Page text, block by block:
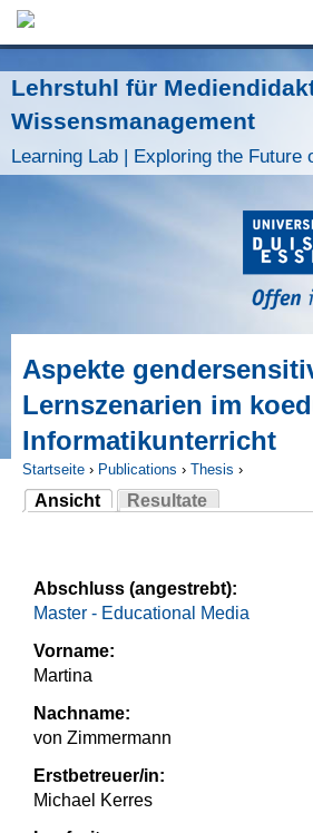
Lehrstuhl für
Wissensmanagement
Learning Lab | Exploring the Future
Aspekte
Lernszenarien im
Informatikunterricht
Sie sind hier
Startseite › Publications › Thesis ›
Ansicht
(aktiver Reiter)
Resultate
Abschluss (angestrebt):
Master - Educational Media
Vorname:
Martina
Nachname:
von Zimmermann
Erstbetreuer/in:
Michael Kerres